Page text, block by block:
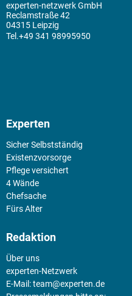
experten-netzwerk GmbH
Reclamstraße 42
04315 Leipzig
+49 341 98995950
Experten
Sicher Selbstständig
Existenz­vorsorge
Pflege versichert
4 Wände
Chefsache
Fürs Alter
Redaktion
Über uns
experten-Netzwerk
E-Mail:team@experten.de